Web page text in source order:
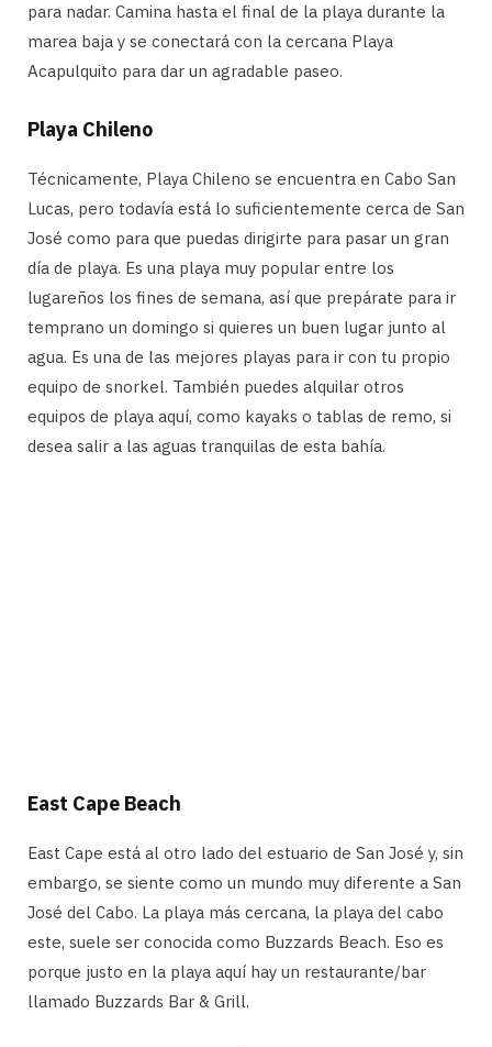
para nadar. Camina hasta el final de la playa durante la
marea baja y se conectará con la cercana Playa
Acapulquito para dar un agradable paseo.
Playa Chileno
Técnicamente, Playa Chileno se encuentra en Cabo San
Lucas, pero todavía está lo suficientemente cerca de San
José como para que puedas dirigirte para pasar un gran
día de playa. Es una playa muy popular entre los
lugareños los fines de semana, así que prepárate para ir
temprano un domingo si quieres un buen lugar junto al
agua. Es una de las mejores playas para ir con tu propio
equipo de snorkel. También puedes alquilar otros
equipos de playa aquí, como kayaks o tablas de remo, si
desea salir a las aguas tranquilas de esta bahía.
East Cape Beach
East Cape está al otro lado del estuario de San José y, sin
embargo, se siente como un mundo muy diferente a San
José del Cabo. La playa más cercana, la playa del cabo
este, suele ser conocida como Buzzards Beach. Eso es
porque justo en la playa aquí hay un restaurante/bar
llamado Buzzards Bar & Grill.